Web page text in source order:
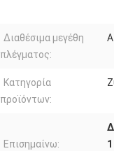
Διαθέσιμα μεγέθη
πλέγματος:
Κατηγορία
προϊόντων:
Επισημαίνω: